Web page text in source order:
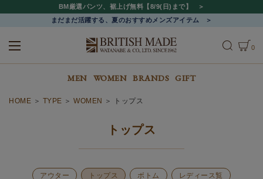
BM厳選パンツ、裾上げ無料【8/9(日)まで】
まだまだ活躍する、夏のおすすめメンズアイテム
0
MEN WOMEN BRANDS GIFT
HOME TYPE WOMEN トップス
トップス
アウター トップス ボトム レディース覧